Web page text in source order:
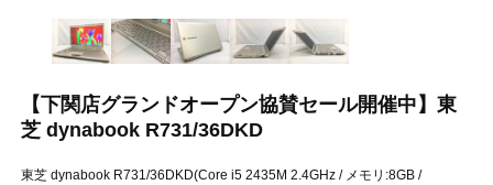
【下関店グランドオープン協賛セール開催中】東
芝 dynabook R731/36DKD
東芝 dynabook R731/36DKD(Core i5 2435M 2.4GHz / メモリ:8GB /